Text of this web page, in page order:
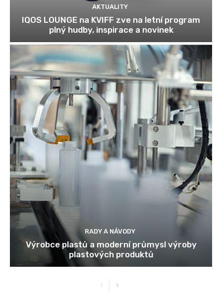
AKTUALITY
IQOS LOUNGE na KVIFF zve na letní program
plný hudby, inspirace a novinek
RADY A NÁVODY
Výrobce plastů a moderní průmysl výroby
plastových produktů